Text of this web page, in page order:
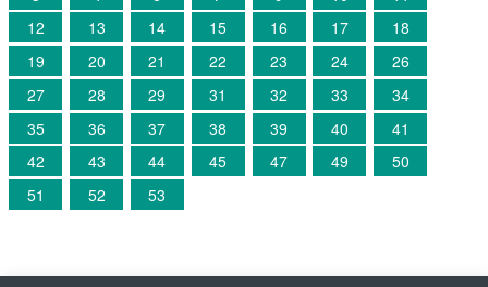
12
13 14 15 16 17
18
19
20 21 22 23 24
26
27
28 29 31 32 33
34
35
36 37 38 39 40
41
42
43 44 45 47 49
50
51
52 53